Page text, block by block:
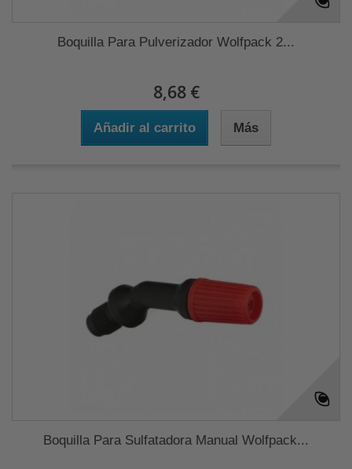
Boquilla Para Pulverizador Wolfpack 2...
8,68 €
Añadir al carrito Más
Boquilla Para Sulfatadora Manual Wolfpack...